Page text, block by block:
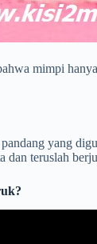
mimpi
yang
teruslah